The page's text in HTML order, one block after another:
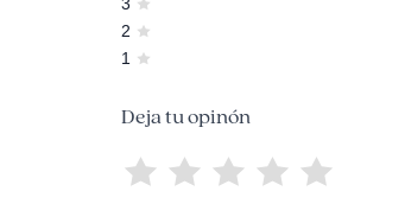
2
1
Deja tu opinón